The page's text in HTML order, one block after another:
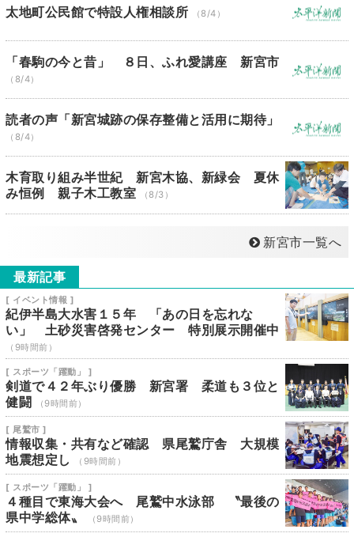
太地町公民館で特設人権相談所 （8/4）
「春駒の今と昔」 ８日、ふれ愛講座 新宮市
（8/4）
読者の声「新宮城跡の保存整備と活用に期待」
（8/4）
木育取り組み半世紀 新宮木協、新緑会 夏休
み恒例 親子木工教室
（8/3）
新宮市一覧へ
最新記事
[ イベント情報 ]
紀伊半島大水害１５年 「あの日を忘れな
い」 土砂災害啓発センター 特別展示開催中
（9時間前）
[ スポーツ「躍動」 ]
剣道で４２年ぶり優勝 新宮署 柔道も３位と
健闘
（9時間前）
[ 尾鷲市 ]
情報収集・共有など確認 県尾鷲庁舎 大規模
地震想定し
（9時間前）
[ スポーツ「躍動」 ]
４種目で東海大会へ 尾鷲中水泳部 〝最後の
県中学総体〟
（9時間前）